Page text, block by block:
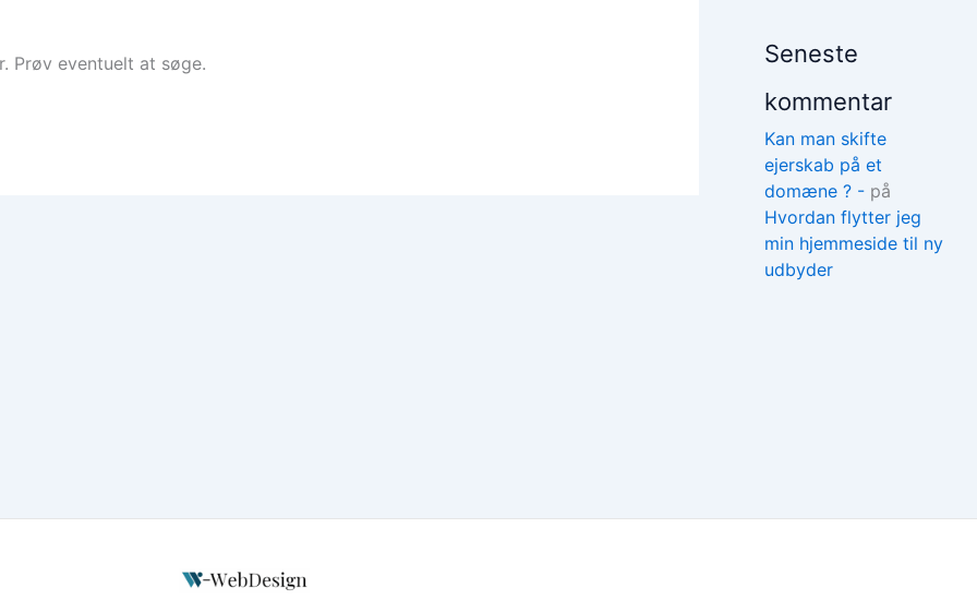
Prøv eventuelt at søge.
Seneste
kommentar
Kan man skifte
ejerskab på et
domæne ? - på
Hvordan flytter jeg
min hjemmeside til ny
udbyder